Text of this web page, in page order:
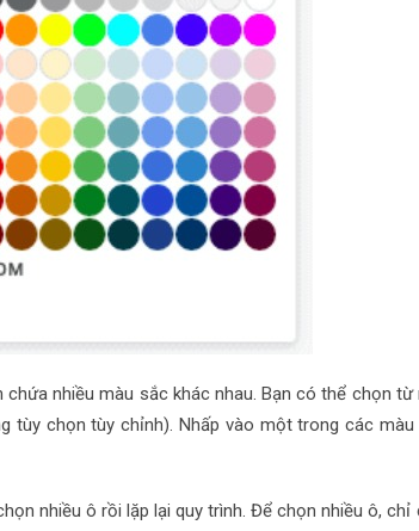
nhiều màu sắc khác nhau. Bạn có thể chọn
tùy chọn tùy chỉnh). Nhấp vào một trong các
nhiều ô rồi lặp lại quy trình. Để chọn nhiều ô,